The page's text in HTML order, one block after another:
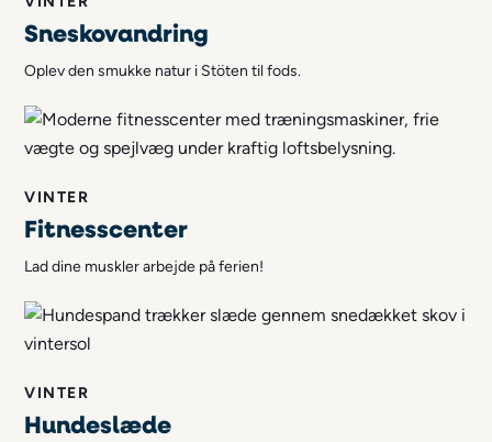
Sneskovandring
Oplev den smukke natur i Stöten til fods.
VINTER
Fitnesscenter
Lad dine muskler arbejde på ferien!
VINTER
Hundeslæde